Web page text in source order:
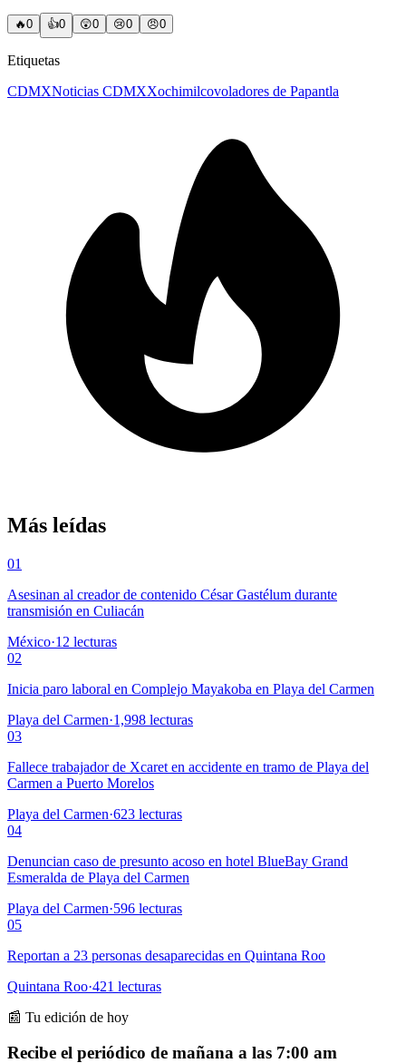
🔥0 👍0 😲0 😢0 😠0
Etiquetas
CDMXNoticias CDMXXochimilcovoladores de Papantla
Más leídas
01
Asesinan al creador de contenido César Gastélum durante
transmisión en Culiacán
México·12 lecturas
02
Inicia paro laboral en Complejo Mayakoba en Playa del Carmen
Playa del Carmen·1,998 lecturas
03
Fallece trabajador de Xcaret en accidente en tramo de Playa del
Carmen a Puerto Morelos
Playa del Carmen·623 lecturas
04
Denuncian caso de presunto acoso en hotel BlueBay Grand
Esmeralda de Playa del Carmen
Playa del Carmen·596 lecturas
05
Reportan a 23 personas desaparecidas en Quintana Roo
Quintana Roo·421 lecturas
📰 Tu edición de hoy
Recibe el periódico de mañana a las 7:00 am